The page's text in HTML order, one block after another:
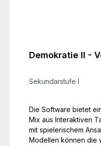
Demokratie II -
Sekundarstufe I
Die Software bietet
Mix aus Interaktiven
mit spielerischem
Modellen können die